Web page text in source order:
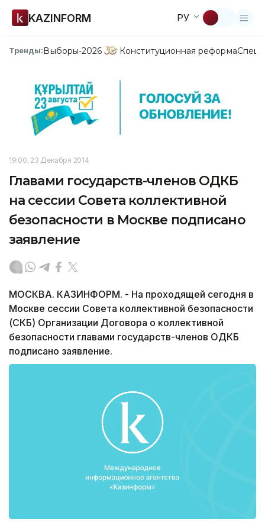
KAZINFORM РУ
Тренды:Выборы-2026 Конституционная реформа
19:00, 23 Декабря 2014
Главами государств-членов ОДКБ
на сессии Совета коллективной
безопасности в Москве подписано
заявление
МОСКВА. КАЗИНФОРМ. - На проходящей сегодня в
Москве сессии Совета коллективной безопасности
(СКБ) Организации Договора о коллективной
безопасности главами государств-членов ОДКБ
подписано заявление.